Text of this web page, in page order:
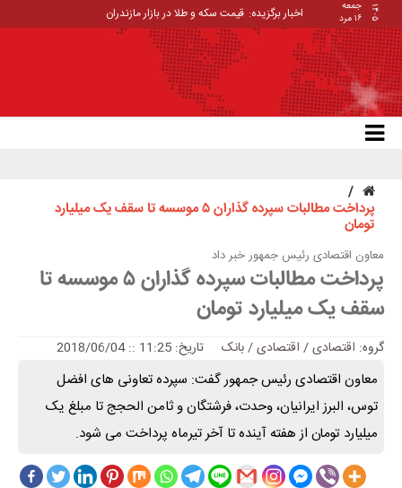
۱۴۰۵
جمعه
۱۶ مرد
اخبار برگزیده: قیمت سکه و طلا در بازار مازندران
پرداخت مطالبات سپرده گذاران ۵ موسسه تا سقف یک میلیارد
تومان
معاون اقتصادی رئیس جمهور خبر داد
پرداخت مطالبات سپرده گذاران ۵ موسسه تا
سقف یک میلیارد تومان
گروه: اقتصادی/ اقتصادی / بانک تاریخ: 11:25 :: 2018/06/04
معاون اقتصادی رئیس جمهور گفت: سپرده تعاونی های افضل
توس، البرز ایرانیان، وحدت، فرشتگان و ثامن الحجج تا مبلغ یک
میلیارد تومان از هفته آینده تا آخر تیرماه پرداخت می شود.